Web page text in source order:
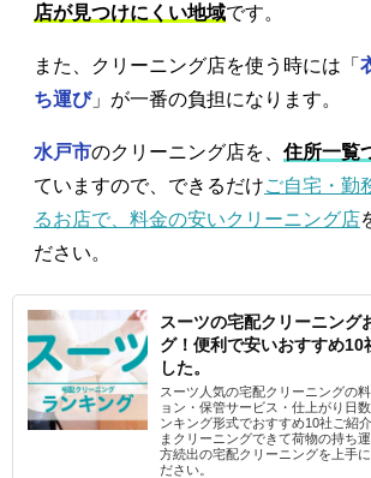
店が見つけにくい地域です。
また、クリーニング店を使う時には「
ち運び」が一番の負担になります。
水戸市のクリーニング店を、 住所一覧
ていますので、できるだけご自宅・勤
るお店で、料金の安いクリーニング店
ださい。
スーツの宅配クリーニング
グ！便利で安いおすすめ10
した。
スーツ人気の宅配クリーニングの
ョン・保管サービス・仕上がり日
ンキング形式でおすすめ10社ご紹
まクリーニングできて荷物の持ち
方続出の宅配クリーニングを上手
ださい。